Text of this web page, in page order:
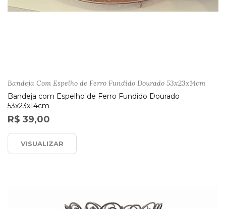
Bandeja Com Espelho de Ferro Fundido Dourado 53x23x14cm
Bandeja com Espelho de Ferro Fundido Dourado
53x23x14cm
R$ 39,00
VISUALIZAR